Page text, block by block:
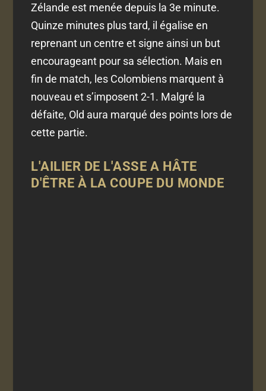
Zélande est menée depuis la 3e minute.
Quinze minutes plus tard, il égalise en
reprenant un centre et signe ainsi un but
encourageant pour sa sélection. Mais en
fin de match, les Colombiens marquent à
nouveau et s’imposent 2-1. Malgré la
défaite, Old aura marqué des points lors de
cette partie.
L'AILIER DE L'ASSE A HÂTE
D'ÊTRE À LA COUPE DU MONDE